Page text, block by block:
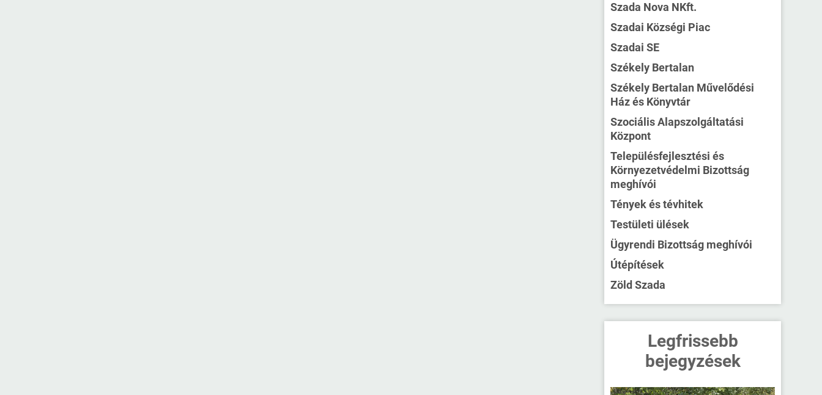
Szada Nova NKft.
Szadai Községi Piac
Szadai SE
Székely Bertalan
Székely Bertalan Művelődési
Ház és Könyvtár
Szociális Alapszolgáltatási
Központ
Településfejlesztési és
Környezetvédelmi Bizottság
meghívói
Tények és tévhitek
Testületi ülések
Ügyrendi Bizottság meghívói
Útépítések
Zöld Szada
Legfrissebb
bejegyzések